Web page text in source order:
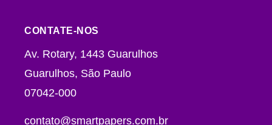
CONTATE-NOS
Av. Rotary, 1443 Guarulhos
Guarulhos, São Paulo
07042-000
contato@smartpapers.com.br